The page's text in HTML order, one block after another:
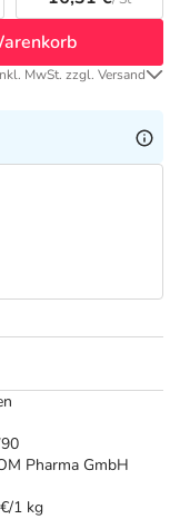
Pharma GmbH
1 kg
MwSt. zzgl. Versand